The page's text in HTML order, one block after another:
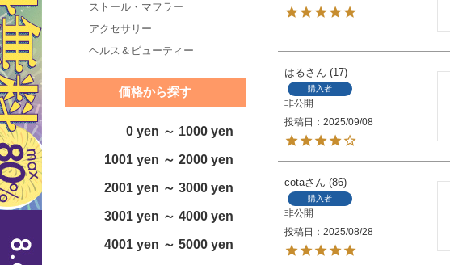
ストール・マフラー
アクセサリー
ヘルス＆ビューティー
価格から探す
0 yen ～ 1000 yen
1001 yen ～ 2000 yen
2001 yen ～ 3000 yen
3001 yen ～ 4000 yen
4001 yen ～ 5000 yen
はる 17
購入者
非公開
投稿日
2025/09/08
cota 86
購入者
非公開
投稿日
2025/08/28